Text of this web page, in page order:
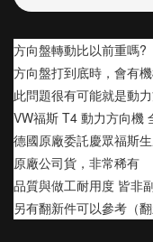
方向盤轉動比以前重嗎?
方向盤打到底時，會有
此問題很有可能就是動
VW福斯 T4 動力方向機
德國原廠委託慶眾福斯
原廠公司貨，非常稀有
品質與做工耐用度 皆非
另有翻新件可以參考（